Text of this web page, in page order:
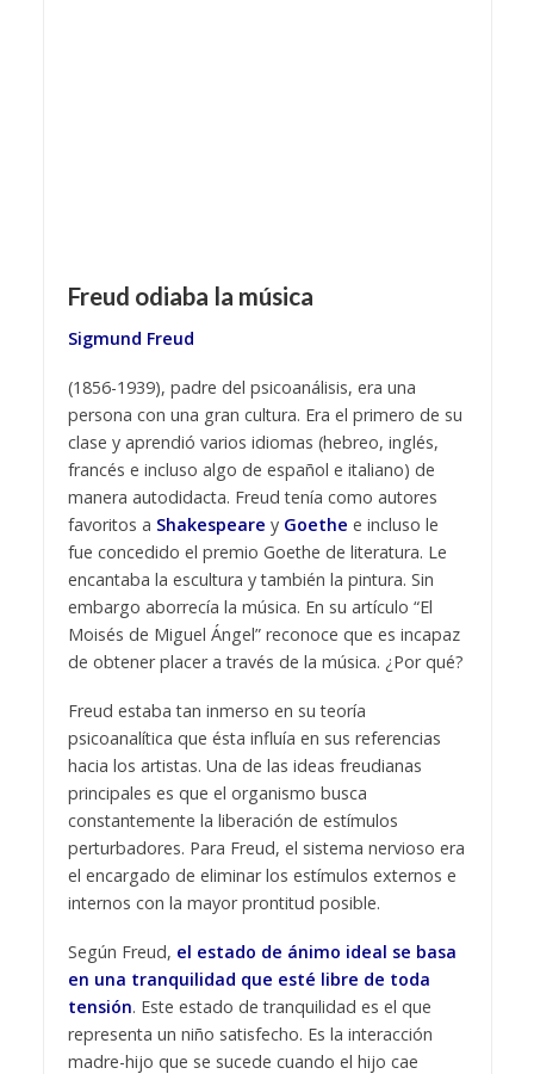
Freud odiaba la música
Sigmund Freud
(1856-1939), padre del psicoanálisis, era una
persona con una gran cultura. Era el primero de su
clase y aprendió varios idiomas (hebreo, inglés,
francés e incluso algo de español e italiano) de
manera autodidacta. Freud tenía como autores
favoritos a Shakespeare y Goethe e incluso le
fue concedido el premio Goethe de literatura. Le
encantaba la escultura y también la pintura. Sin
embargo aborrecía la música. En su artículo “El
Moisés de Miguel Ángel” reconoce que es incapaz
de obtener placer a través de la música. ¿Por qué?
Freud estaba tan inmerso en su teoría
psicoanalítica que ésta influía en sus referencias
hacia los artistas. Una de las ideas freudianas
principales es que el organismo busca
constantemente la liberación de estímulos
perturbadores. Para Freud, el sistema nervioso era
el encargado de eliminar los estímulos externos e
internos con la mayor prontitud posible.
Según Freud, el estado de ánimo ideal se basa
en una tranquilidad que esté libre de toda
tensión. Este estado de tranquilidad es el que
representa un niño satisfecho. Es la interacción
madre-hijo que se sucede cuando el hijo cae